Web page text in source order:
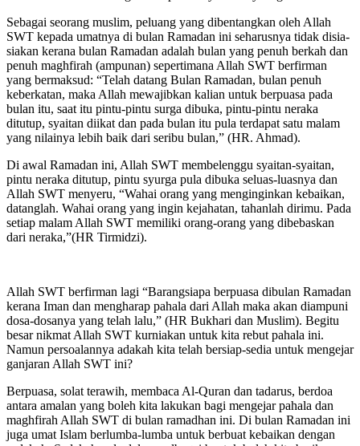
Sebagai seorang muslim, peluang yang dibentangkan oleh Allah
SWT kepada umatnya di bulan Ramadan ini seharusnya tidak disia-
siakan kerana bulan Ramadan adalah bulan yang penuh berkah dan
penuh maghfirah (ampunan) sepertimana Allah SWT berfirman
yang bermaksud: “Telah datang Bulan Ramadan, bulan penuh
keberkatan, maka Allah mewajibkan kalian untuk berpuasa pada
bulan itu, saat itu pintu-pintu surga dibuka, pintu-pintu neraka
ditutup, syaitan diikat dan pada bulan itu pula terdapat satu malam
yang nilainya lebih baik dari seribu bulan,” (HR. Ahmad).
Di awal Ramadan ini, Allah SWT membelenggu syaitan-syaitan,
pintu neraka ditutup, pintu syurga pula dibuka seluas-luasnya dan
Allah SWT menyeru, “Wahai orang yang menginginkan kebaikan,
datanglah. Wahai orang yang ingin kejahatan, tahanlah dirimu. Pada
setiap malam Allah SWT memiliki orang-orang yang dibebaskan
dari neraka,”(HR Tirmidzi).
Allah SWT berfirman lagi “Barangsiapa berpuasa dibulan Ramadan
kerana Iman dan mengharap pahala dari Allah maka akan diampuni
dosa-dosanya yang telah lalu,” (HR Bukhari dan Muslim). Begitu
besar nikmat Allah SWT kurniakan untuk kita rebut pahala ini.
Namun persoalannya adakah kita telah bersiap-sedia untuk mengejar
ganjaran Allah SWT ini?
Berpuasa, solat terawih, membaca Al-Quran dan tadarus, berdoa
antara amalan yang boleh kita lakukan bagi mengejar pahala dan
maghfirah Allah SWT di bulan ramadhan ini. Di bulan Ramadan ini
juga umat Islam berlumba-lumba untuk berbuat kebaikan dengan